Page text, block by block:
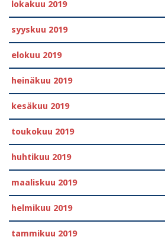
lokakuu 2019
syyskuu 2019
elokuu 2019
heinäkuu 2019
kesäkuu 2019
toukokuu 2019
huhtikuu 2019
maaliskuu 2019
helmikuu 2019
tammikuu 2019